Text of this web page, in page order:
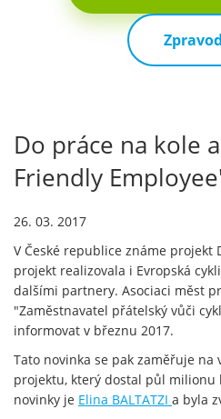
Do práce na kole
Friendly
26. 03. 2017
V České republice známe projekt
projekt realizovala i Evropská
dalšími partnery. Asociaci měst
"Zaměstnavatel přátelský vůči
informovat v březnu 2017.
Tato novinka se pak zaměřuje na
projektu, který dostal půl milionu
novinky je Elina BALTATZI a byla